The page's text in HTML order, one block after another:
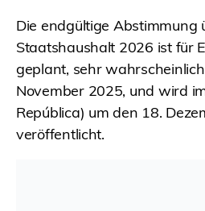
Die endgültige Abstimmung
Staatshaushalt 2026 ist für
geplant, sehr
November 2025, und wird
República) um den 18.
veröffentlicht.